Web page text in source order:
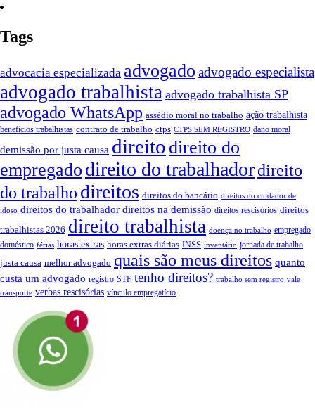
Tags
advocacia especializada advogado advogado especialista
advogado trabalhista advogado trabalhista SP
advogado WhatsApp assédio moral no trabalho ação trabalhista
benefícios trabalhistas contrato de trabalho ctps CTPS SEM REGISTRO dano moral
demissão por justa causa direito direito do
empregado direito do trabalhadordireito
do trabalho direitos direitos do bancário direitos do cuidador de
idoso direitos do trabalhador direitos na demissão direitos rescisórios direitos
trabalhistas 2026 direito trabalhista doença no trabalho empregado
doméstico férias horas extras horas extras diárias INSS inventário jornada de trabalho
justa causa melhor advogado quais são meus direitos quanto
custa um advogado registro STF tenho direitos? trabalho sem registro vale
transporte verbas rescisórias vínculo empregatício